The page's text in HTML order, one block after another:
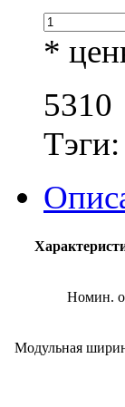
*
5310
Тэги:
Номин.
Модульная